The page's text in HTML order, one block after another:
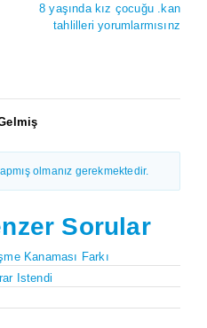
8 yaşında kız çocuğu .kan
tahlilleri yorumlarmısınz
olmanız gerekmektedir.
Sorular
Kanaması Farkı
Istendi